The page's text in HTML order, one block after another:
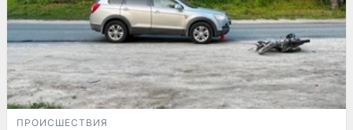
ПРОИСШЕСТВИЯ